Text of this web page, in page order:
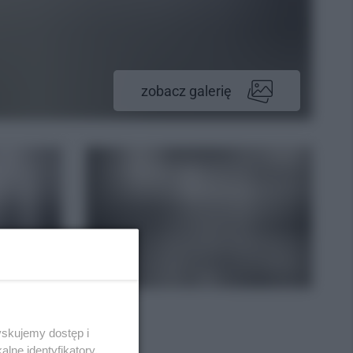
zobacz galerię
dostęp i
identyfikatory,